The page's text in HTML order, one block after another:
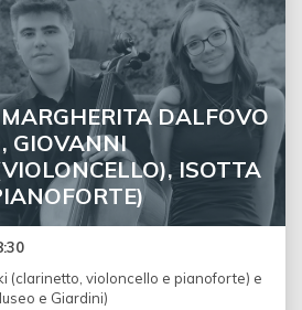
DALFOVO
GIOVANNI
ISOTTA
(clarinetto, violoncello e pianoforte) e
e Giardini)